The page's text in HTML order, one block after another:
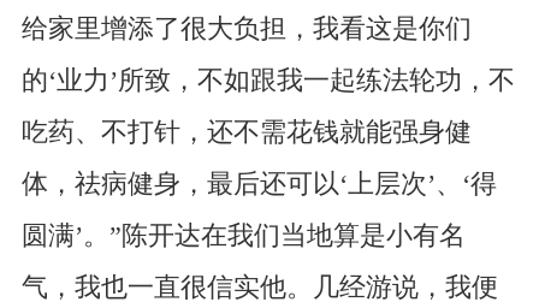
给家里增添了很大负担，我看这是你们
的‘业力’所致，不如跟我一起练法轮功，不
吃药、不打针，还不需花钱就能强身健
体，祛病健身，最后还可以‘上层次’、‘得
圆满’。”陈开达在我们当地算是小有名
气，我也一直很信实他。几经游说，我便